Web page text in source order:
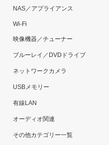
NAS／アプライアンス
Wi-Fi
映像機器／チューナー
ブルーレイ／DVDドライブ
ネットワークカメラ
USBメモリー
有線LAN
オーディオ関連
その他カテゴリー一覧